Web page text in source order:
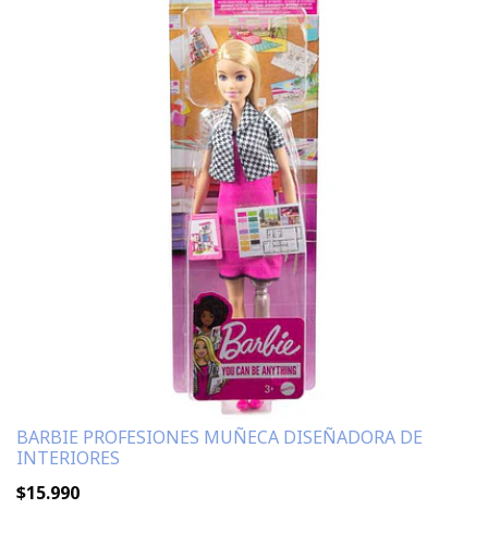
BARBIE PROFESIONES MUÑECA DISEÑADORA DE
INTERIORES
$15.990